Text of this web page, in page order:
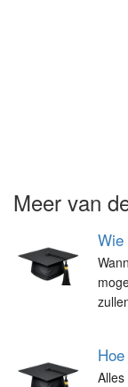
Meer van